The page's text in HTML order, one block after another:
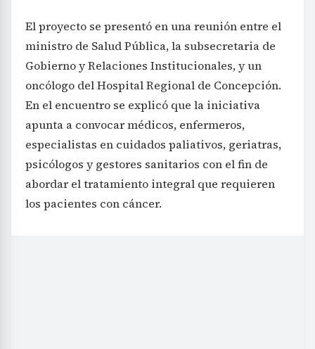
El proyecto se presentó en una reunión entre el
ministro de Salud Pública, la subsecretaria de
Gobierno y Relaciones Institucionales, y un
oncólogo del Hospital Regional de Concepción.
En el encuentro se explicó que la iniciativa
apunta a convocar médicos, enfermeros,
especialistas en cuidados paliativos, geriatras,
psicólogos y gestores sanitarios con el fin de
abordar el tratamiento integral que requieren
los pacientes con cáncer.